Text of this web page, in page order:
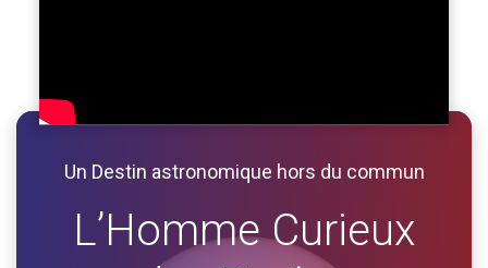
Un Destin astronomique hors du commun
L’Homme Curieux